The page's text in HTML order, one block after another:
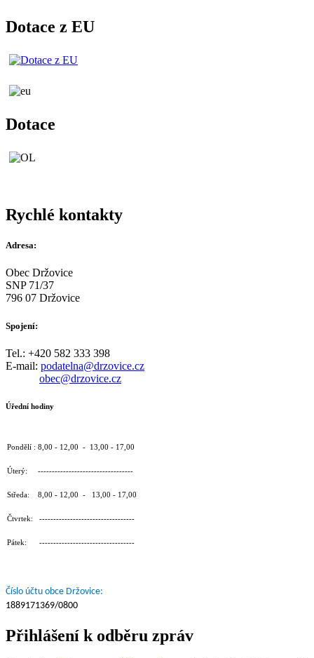
Dotace z EU
Dotace
Rychlé kontakty
Adresa:
Obec Držovice
SNP 71/37
796 07 Držovice
Spojení:
Tel.: +420 582 333 398
E-mail: podatelna@drzovice.cz
obec@drzovice.cz
Úřední hodiny
Pondělí : 8,00 - 12,00 - 13,00 - 17,00
Úterý: ----------------------------------
Středa: 8,00 - 12,00 - 13,00 - 17,00
Čtvrtek: ----------------------------------
Pátek: ----------------------------------
Číslo účtu obce Držovice:
1889171369/0800
Přihlášení k odběru zpráv